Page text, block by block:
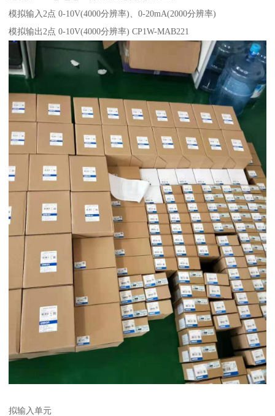
模拟输入2点 0-10V(4000分辨率)、0-20mA(2000分辨率)
模拟输出2点 0-10V(4000分辨率) CP1W-MAB221
拟输入单元